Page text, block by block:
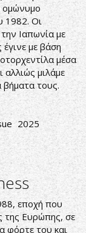
ομώνυμο
1982. Οι
Ιαπωνία με
με βάση
μέσα
αλλιώς μιλάμε
τους.
2025
εποχή που
της Ευρώπης, σε
φόρτε του και